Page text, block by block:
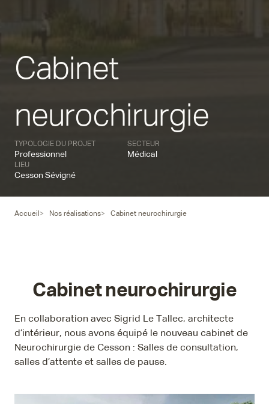
Cabinet
neurochirurgie
TYPOLOGIE DU PROJET
Professionnel
SECTEUR
Médical
LIEU
Cesson Sévigné
Accueil Nos réalisations Cabinet neurochirurgie
Cabinet neurochirurgie
En collaboration avec Sigrid Le Tallec, architecte
d’intérieur, nous avons équipé le nouveau cabinet de
Neurochirurgie de Cesson : Salles de consultation,
salles d’attente et salles de pause.